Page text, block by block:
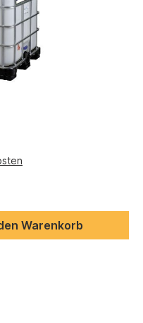
Warenkorb